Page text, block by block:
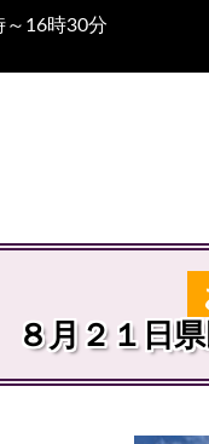
～16時30分
８月２１日